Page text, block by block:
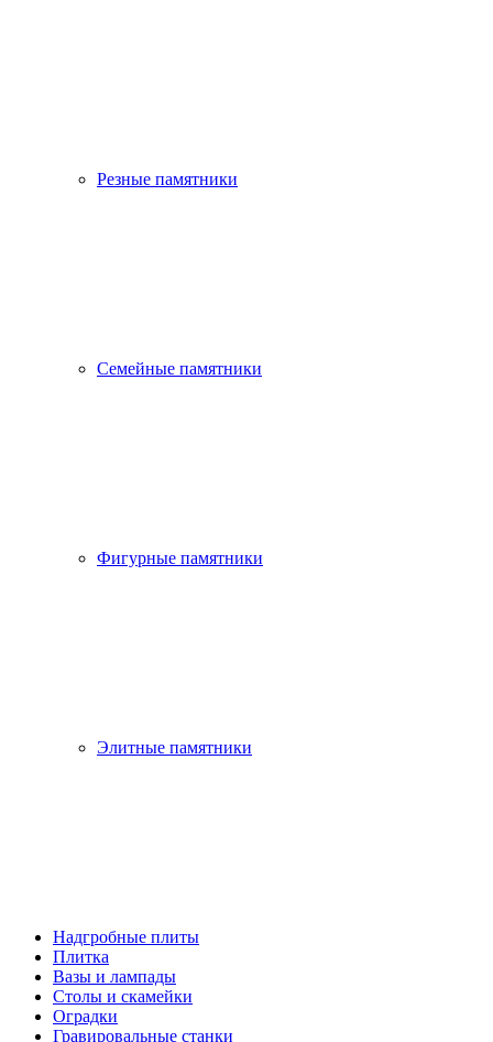
Резные памятники
Семейные памятники
Фигурные памятники
Элитные памятники
Надгробные плиты
Плитка
Вазы и лампады
Столы и скамейки
Оградки
Гравировальные станки